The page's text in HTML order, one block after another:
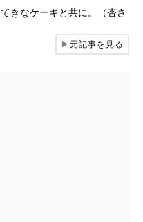
きなケーキと共に。（杏さ
▶元記事を見る